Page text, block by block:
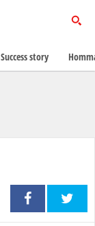
Success story